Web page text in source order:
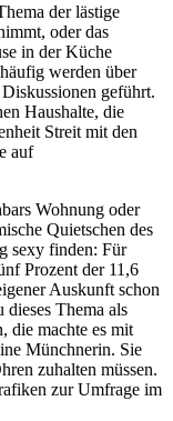
der lästige
oder das
in der Küche
werden über
geführt.
Haushalte, die
Streit mit den
auf
Wohnung oder
Quietschen des
sexy finden: Für
Prozent der 11,6
Auskunft schon
dieses Thema als
die machte es mit
Münchnerin. Sie
zuhalten müssen.
zur Umfrage im